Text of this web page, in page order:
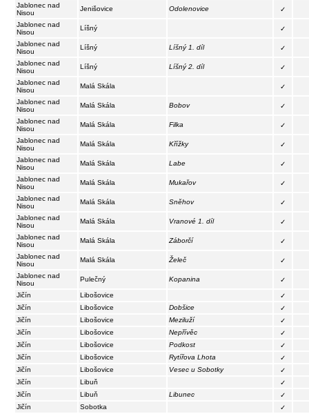
Jablonec nad
Nisou
Jenišovice Odolenovice
✓
Jablonec nad
Nisou
Líšný
✓
Jablonec nad
Nisou
Líšný Líšný 1. díl
✓
Jablonec nad
Nisou
Líšný Líšný 2. díl
✓
Jablonec nad
Nisou
Malá Skála
✓
Jablonec nad
Nisou
Malá Skála Bobov
✓
Jablonec nad
Nisou
Malá Skála Filka
✓
Jablonec nad
Nisou
Malá Skála Křížky
✓
Jablonec nad
Nisou
Malá Skála Labe
✓
Jablonec nad
Nisou
Malá Skála Mukařov
✓
Jablonec nad
Nisou
Malá Skála Sněhov
✓
Jablonec nad
Nisou
Malá Skála Vranové 1. díl
✓
Jablonec nad
Nisou
Malá Skála Záborčí
✓
Jablonec nad
Nisou
Malá Skála Želeč
✓
Jablonec nad
Nisou
Pulečný Kopanina
✓
Jičín
Libošovice
✓
Jičín
Libošovice Dobšice
✓
Jičín
Libošovice Meziluží
✓
Jičín
Libošovice Nepřívěc
✓
Jičín
Libošovice Podkost
✓
Jičín
Libošovice Rytířova Lhota
✓
Jičín
Libošovice Vesec u Sobotky
✓
Jičín
Libuň
✓
Jičín
Libuň Libunec
✓
Jičín
Sobotka
✓